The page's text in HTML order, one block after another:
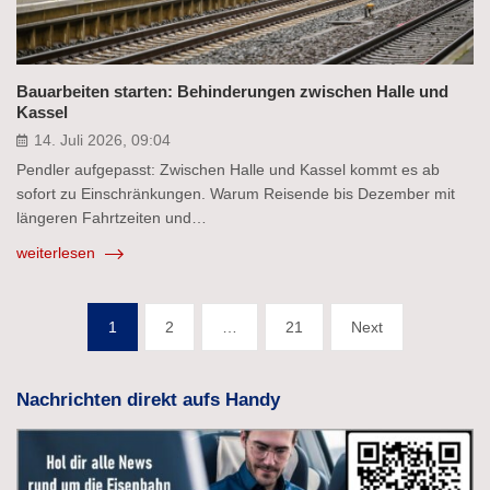
Bauarbeiten starten: Behinderungen zwischen Halle und
Kassel
14. Juli 2026, 09:04
Pendler aufgepasst: Zwischen Halle und Kassel kommt es ab
sofort zu Einschränkungen. Warum Reisende bis Dezember mit
längeren Fahrtzeiten und…
weiterlesen
Seitennummerierung
Beiträge
1 2 21 Next
Nachrichten direkt aufs Handy